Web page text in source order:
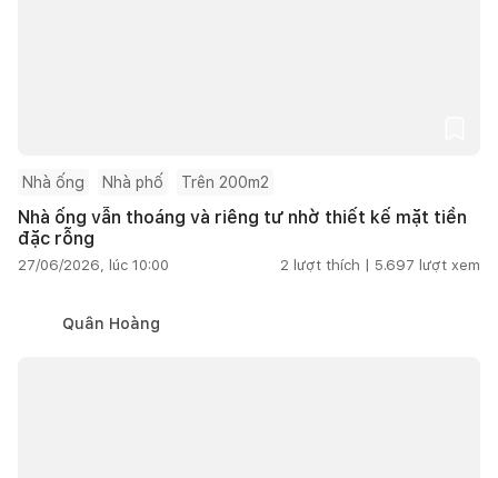
Nhà ống Nhà phố Trên 200m2
Nhà ống vẫn thoáng và riêng tư nhờ thiết kế mặt tiền
đặc rỗng
27/06/2026, lúc 10:00 2 lượt thích | 5.697 lượt xem
Quân Hoàng